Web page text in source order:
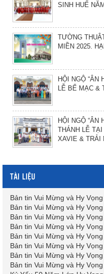
SINH HUẾ
TƯỜNG
MIỀN 2025.
HỘI NGỘ “ÂN
LỄ BẾ MẠC &
HỘI NGỘ “ÂN
THÁNH LỄ
XAVIE & TRẢI
TÀI LIỆU
Bản tin Vui Mừng và Hy
Bản tin Vui Mừng và Hy
Bản tin Vui Mừng và Hy
Bản tin Vui Mừng và Hy
Bản tin Vui Mừng và Hy
Bản tin Vui Mừng và Hy
Bản tin Vui Mừng và Hy
Bản tin Vui Mừng và Hy